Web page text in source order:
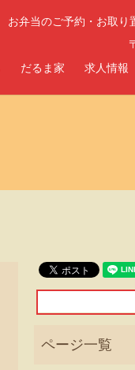
お弁当のご予約・お取り
だるま家 求人情報